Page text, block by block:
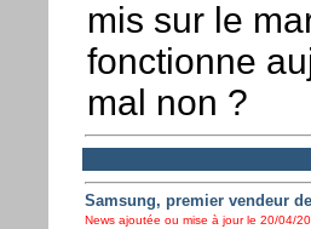
mis sur le
fonctionne
mal non ?
Samsung, premier vendeur
News ajoutée ou mise à jour le 20/04/